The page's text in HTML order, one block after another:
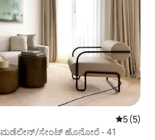
5 ರಲ್ಲಿ 5
5 (5)
- ಮಡೆಲೀನ್/ಸೇಂಟ್ ಹೊನೋರೆ - 41